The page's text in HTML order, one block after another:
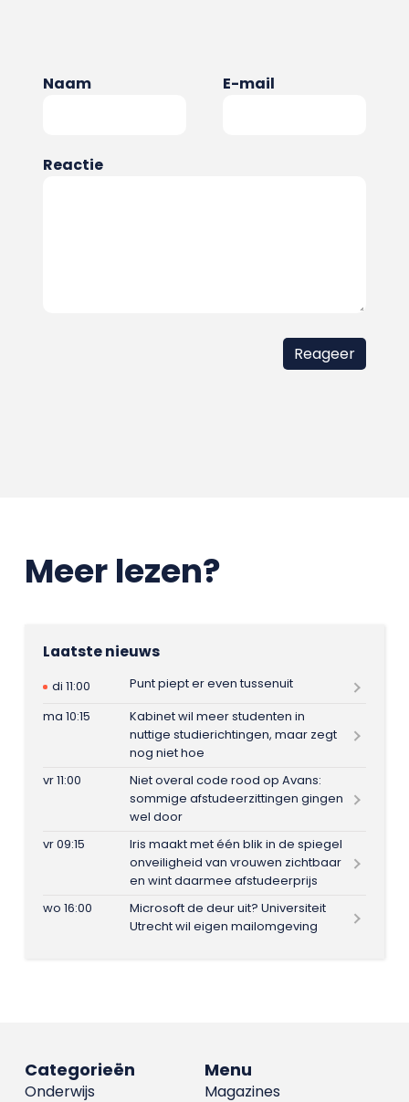
Naam E-mail
Reactie
Meer lezen?
Laatste nieuws
di 11:00
Punt piept er even tussenuit
ma 10:15
Kabinet wil meer studenten in
nuttige studierichtingen, maar zegt
nog niet hoe
vr 11:00
Niet overal code rood op Avans:
sommige afstudeerzittingen gingen
wel door
vr 09:15
Iris maakt met één blik in de spiegel
onveiligheid van vrouwen zichtbaar
en wint daarmee afstudeerprijs
wo 16:00
Microsoft de deur uit? Universiteit
Utrecht wil eigen mailomgeving
Menu
Magazines
Categorieën
Onderwijs